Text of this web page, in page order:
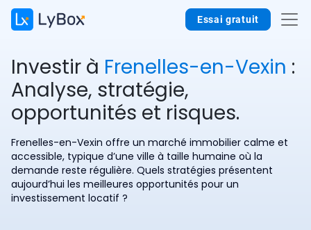
Essai gratuit
Investir à Frenelles-en-Vexin :
Analyse, stratégie,
opportunités et risques.
Frenelles-en-Vexin offre un marché immobilier calme et
accessible, typique d’une ville à taille humaine où la
demande reste régulière. Quels stratégies présentent
aujourd’hui les meilleures opportunités pour un
investissement locatif ?